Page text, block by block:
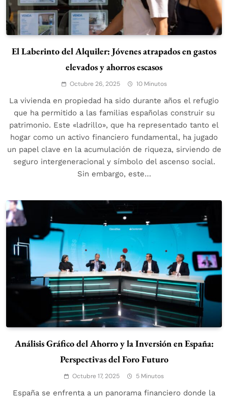
El Laberinto del Alquiler: Jóvenes atrapados en gastos
elevados y ahorros escasos
Octubre 26, 2025 10 Minutos
La vivienda en propiedad ha sido durante años el refugio
que ha permitido a las familias españolas construir su
patrimonio. Este «ladrillo», que ha representado tanto el
hogar como un activo financiero fundamental, ha jugado
un papel clave en la acumulación de riqueza, sirviendo de
seguro intergeneracional y símbolo del ascenso social.
Sin embargo, este…
Análisis Gráfico del Ahorro y la Inversión en España:
Perspectivas del Foro Futuro
Octubre 17, 2025 5 Minutos
España se enfrenta a un panorama financiero donde la